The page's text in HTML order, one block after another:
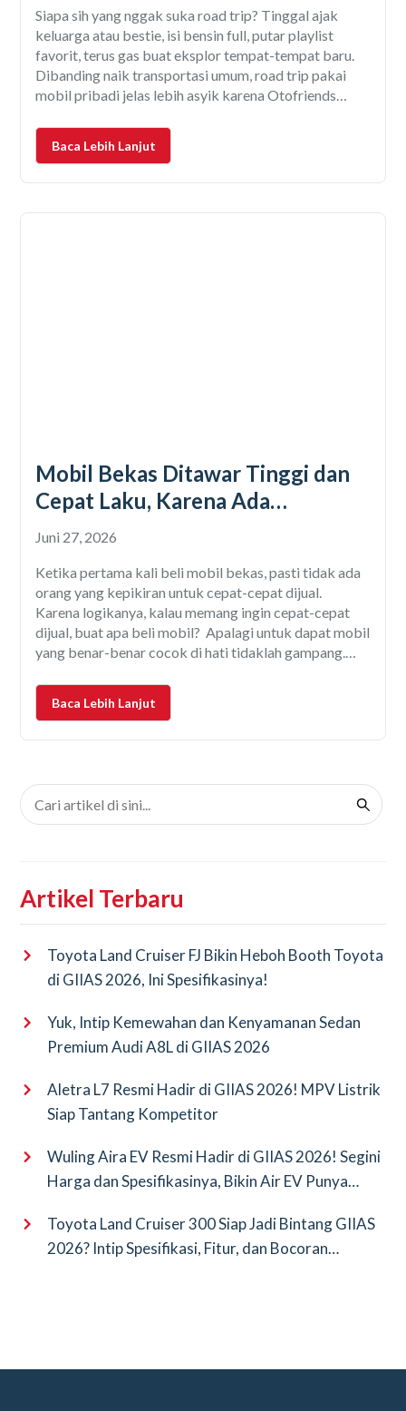
Siapa sih yang nggak suka road trip? Tinggal ajak
keluarga atau bestie, isi bensin full, putar playlist
favorit, terus gas buat eksplor tempat-tempat baru.
Dibanding naik transportasi umum, road trip pakai
mobil pribadi jelas lebih asyik karena Otofriends
sekalian hunting kuliner atau foto-foto di spot kece.
Tapi,
Baca Lebih Lanjut
Mobil Bekas Ditawar Tinggi dan
Cepat Laku, Karena Ada
Garansinya
Juni 27, 2026
Ketika pertama kali beli mobil bekas, pasti tidak ada
orang yang kepikiran untuk cepat-cepat dijual.
Karena logikanya, kalau memang ingin cepat-cepat
dijual, buat apa beli mobil? Apalagi untuk dapat mobil
yang benar-benar cocok di hati tidaklah gampang.
kalau ada alasan tertentu yang gak bisa dihindari
sehingga mobil harus
Baca Lebih Lanjut
Artikel Terbaru
Toyota Land Cruiser FJ Bikin Heboh Booth Toyota
di GIIAS 2026, Ini Spesifikasinya!
Yuk, Intip Kemewahan dan Kenyamanan Sedan
Premium Audi A8L di GIIAS 2026
Aletra L7 Resmi Hadir di GIIAS 2026! MPV Listrik
Siap Tantang Kompetitor
Wuling Aira EV Resmi Hadir di GIIAS 2026! Segini
Harga dan Spesifikasinya, Bikin Air EV Punya
Toyota Land Cruiser 300 Siap Jadi Bintang GIIAS
2026? Intip Spesifikasi, Fitur, dan Bocoran